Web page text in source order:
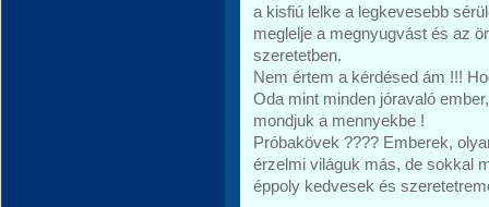
a kisfiú lelke a legkevesebb
meglelje a megnyugvást és az
szeretetben.
Nem értem a kérdésed ám !!!
Oda mint minden jóravaló
mondjuk a mennyekbe !
Próbakövek ???? Emberek,
érzelmi világuk más, de sokkal
éppoly kedvesek és